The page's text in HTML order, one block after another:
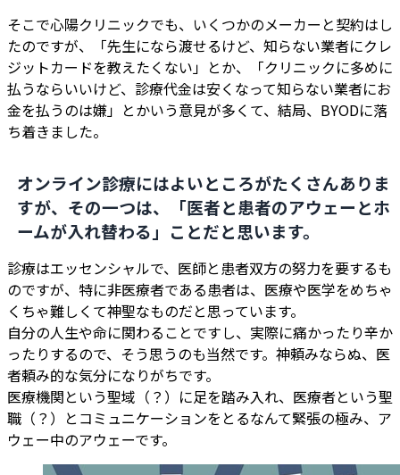
そこで心陽クリニックでも、いくつかのメーカーと契約はし
たのですが、「先生になら渡せるけど、知らない業者にクレ
ジットカードを教えたくない」とか、「クリニックに多めに
払うならいいけど、診療代金は安くなって知らない業者にお
金を払うのは嫌」とかいう意見が多くて、結局、BYODに落
ち着きました。
オンライン診療にはよいところがたくさんありま
すが、その一つは、
「医者と患者のアウェーとホ
ームが入れ替わる」 ことだと思います。
診療はエッセンシャルで、医師と患者双方の努力を要するも
のですが、特に非医療者である患者は、医療や医学をめちゃ
くちゃ難しくて神聖なものだと思っています。
自分の人生や命に関わることですし、実際に痛かったり辛か
ったりするので、そう思うのも当然です。神頼みならぬ、医
者頼み的な気分になりがちです。
医療機関という聖域（？）に足を踏み入れ、医療者という聖
職（？）とコミュニケーションをとるなんて緊張の極み、ア
ウェー中のアウェーです。